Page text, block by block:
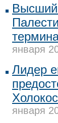
Высший
января
Лидер
января